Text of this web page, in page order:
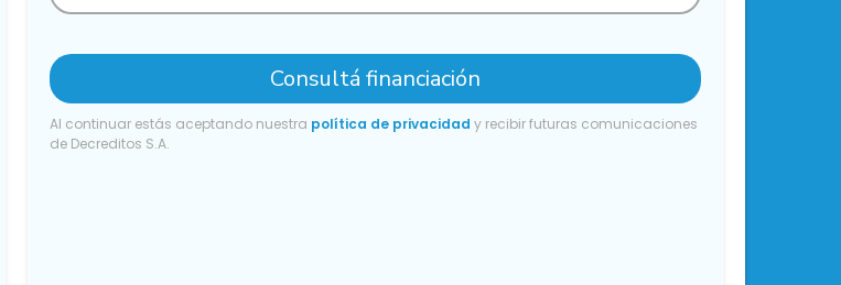
Consultá financiación
Al continuar estás aceptando nuestra política de privacidad y recibir futuras comunicaciones
de Decreditos S.A.